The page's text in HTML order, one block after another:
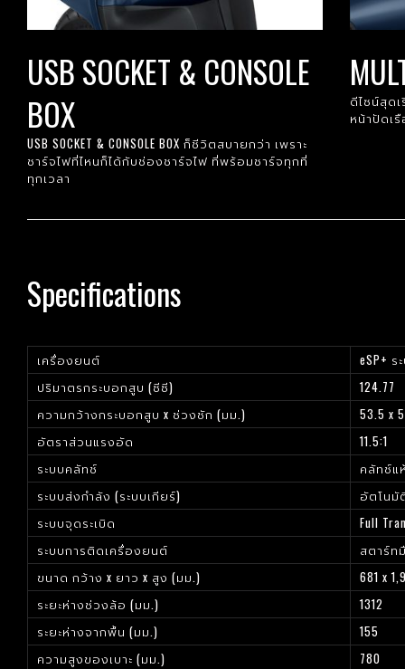
USB SOCKET & CONSOLE
BOX
USB SOCKET & CONSOLE BOX ก็ชีวิตสบายกว่า เพราะ
ชาร์จไฟที่ไหนก็ได้กับช่องชาร์จไฟ ที่พร้อมชาร์จทุกที่
ทุกเวลา
ดีไซน์สุด
หน้าปัดเ
Specifications
เครื่องยนต์
eSP+
ปริมาตรกระบอกสูบ (ซีซี)
124.77
ความกว้างกระบอกสูบ x ช่วงชัก (มม.)
53.5 x
อัตราส่วนแรงอัด
11.5:1
ระบบคลัทช์
คลัทช์แ
ระบบส่งกำลัง (ระบบเกียร์)
อัตโนมั
ระบบจุดระเบิด
Full
ระบบการติดเครื่องยนต์
สตาร์ท
ขนาด กว้าง x ยาว x สูง (มม.)
681 x
ระยะห่างช่วงล้อ (มม.)
1312
ระยะห่างจากพื้น (มม.)
155
ความสูงของเบาะ (มม.)
780